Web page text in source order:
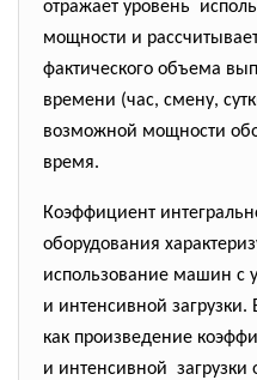
отражает уровень
мощности и
фактического объема
времени (час, смену,
возможной мощности
время.
Коэффициент
оборудования
использование машин с
и интенсивной загрузки.
как произведение
и интенсивной загрузки